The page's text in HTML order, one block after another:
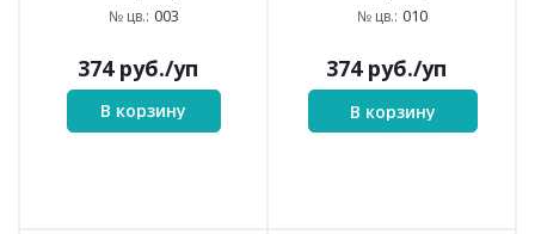
№ цв.: 003
374руб./уп
В корзину
№ цв.: 010
374руб./уп
В корзину